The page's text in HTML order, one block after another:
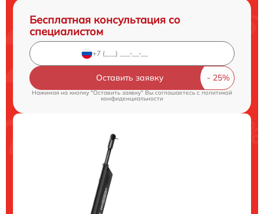
Бесплатная консультация со
специалистом
Оставить заявку
Нажимая на кнопку "Оставить заявку" Вы соглашаетесь cполитикой
конфиденциальности